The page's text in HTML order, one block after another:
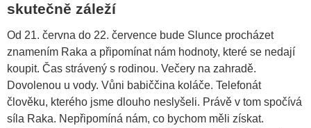
skutečně záleží
Od 21. června do 22. července bude Slunce procházet
znamením Raka a připomínat nám hodnoty, které se nedají
koupit. Čas strávený s rodinou. Večery na zahradě.
Dovolenou u vody. Vůni babiččina koláče. Telefonát
člověku, kterého jsme dlouho neslyšeli. Právě v tom spočívá
síla Raka. Nepřipomíná nám, co bychom měli získat.